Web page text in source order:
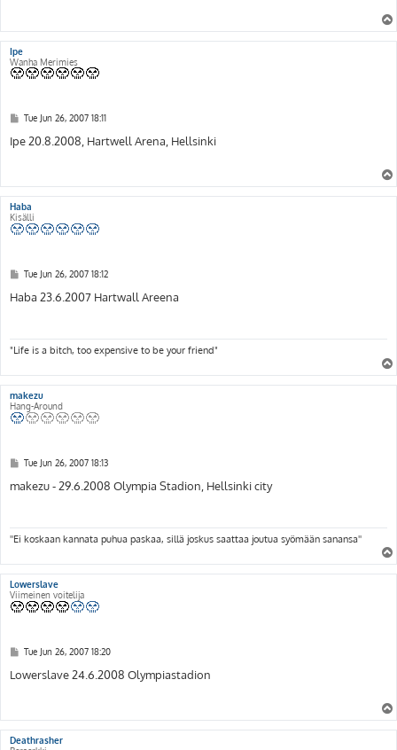
Ipe
Wanha Merimies
P
s
t
Tue Jun 26, 2007 18:11
Ipe 20.8.2008, Hartwell Arena, Hellsinki
Haba
Kisälli
P
s
t
Tue Jun 26, 2007 18:12
Haba 23.6.2007 Hartwall Areena
"Life is a bitch, too expensive to be your friend"
makezu
Hang-Around
P
s
t
Tue Jun 26, 2007 18:13
makezu - 29.6.2008 Olympia Stadion, Hellsinki city
''Ei koskaan kannata puhua paskaa, sillä joskus saattaa joutua syömään sanansa''
Lowerslave
Viimeinen voitelija
P
s
t
Tue Jun 26, 2007 18:20
Lowerslave 24.6.2008 Olympiastadion
Deathrasher